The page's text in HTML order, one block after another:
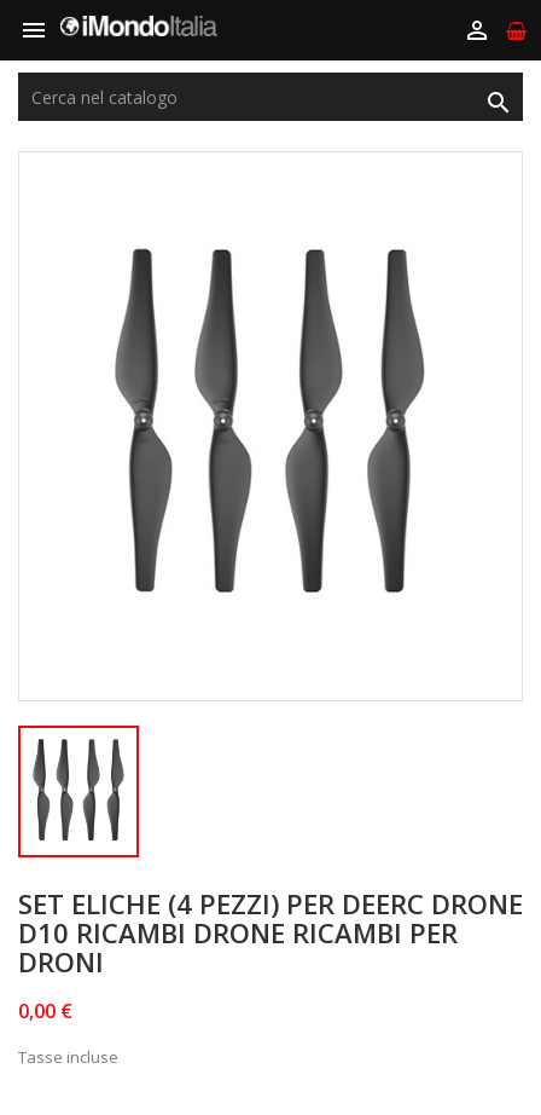
 

SET ELICHE (4 PEZZI) PER DEERC DRONE
D10 RICAMBI DRONE RICAMBI PER
DRONI
0,00 €
Tasse incluse